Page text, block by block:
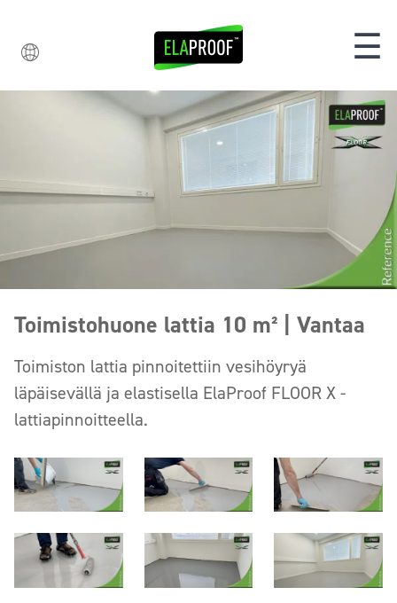
☰
Toimistohuone lattia 10 m² | Vantaa
Toimiston lattia pinnoitettiin vesihöyryä
läpäisevällä ja elastisella ElaProof FLOOR X -
lattiapinnoitteella.